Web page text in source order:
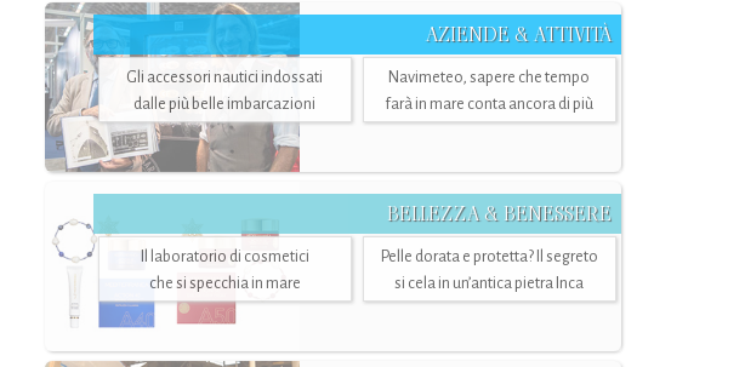
AZIENDE & ATTIVITÀ
Gli accessori nautici indossati
dalle più belle imbarcazioni
Navimeteo, sapere che tempo
farà in mare conta ancora di più
BELLEZZA & BENESSERE
Il laboratorio di cosmetici
che si specchia in mare
Pelle dorata e protetta? Il segreto
si cela in un’antica pietra Inca